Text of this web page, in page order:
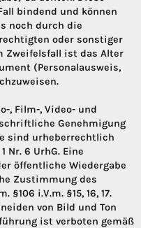
bindend und können
noch durch die
oder sonstiger
Zweifelsfall ist das Alter
(Personalausweis,
, Film-, Video- und
Genehmigung
sind urheberrechtlich
Nr. 6 UrhG. Eine
öffentliche Wiedergabe
Zustimmung des
i.V.m. §15, 16, 17.
von Bild und Ton
ist verboten gemäß